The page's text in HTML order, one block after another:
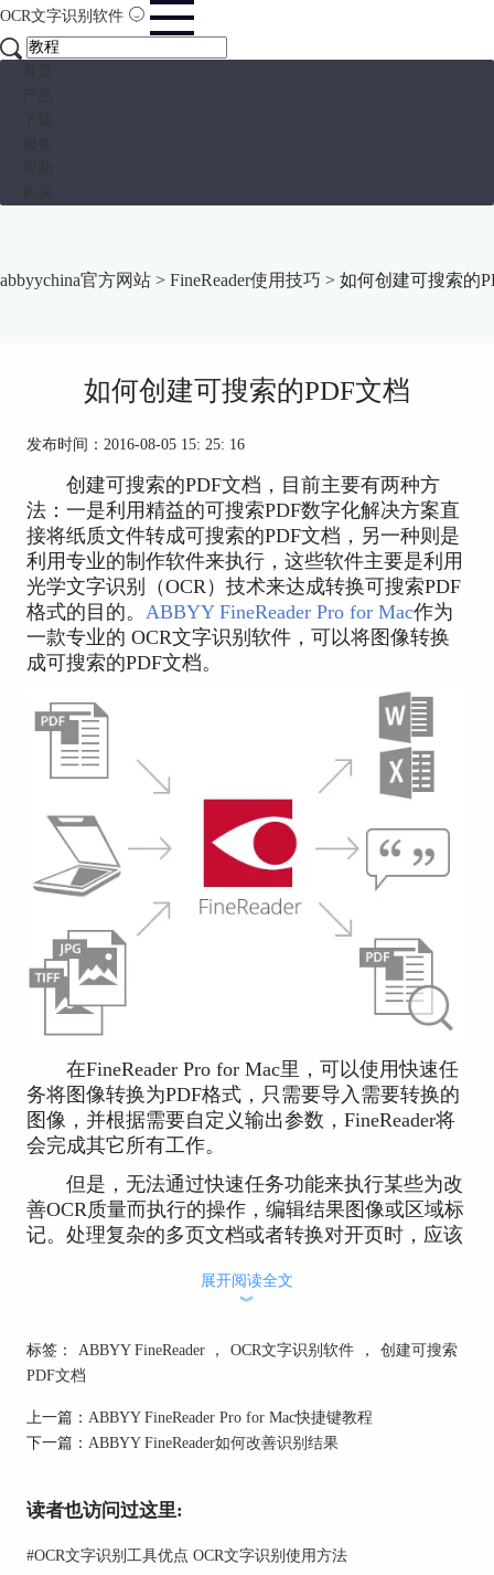
OCR文字识别软件
abbyychina官方网站 > FineReader使用技巧 > 如何创建可搜索的
如何创建可搜索的PDF文档
发布时间：2016-08-05 15: 25: 16
创建可搜索的PDF文档，目前主要有两种方
法：一是利用精益的可搜索PDF数字化解决方案直
接将纸质文件转成可搜索的PDF文档，另一种则是
利用专业的制作软件来执行，这些软件主要是利用
光学文字识别（OCR）技术来达成转换可搜索PDF
格式的目的。 ABBYY FineReader Pro for Mac作为
一款专业的 OCR文字识别软件，可以将图像转换
成可搜索的PDF文档。
在FineReader Pro for Mac里，可以使用快速任
务将图像转换为PDF格式，只需要导入需要转换的
图像，并根据需要自定义输出参数，FineReader将
会完成其它所有工作。
但是，无法通过快速任务功能来执行某些为改
善OCR质量而执行的操作，编辑结果图像或区域标
记。处理复杂的多页文档或者转换对开页时，应该
将图像转换为可搜索的PDF文档时，执行以下操作：
步骤二：分析、识别图像。
默认情况下，软件会自动分析文档结构，并开
始识别过程。如果禁用了默认处理选项或者调整了
展开阅读全文
︾
标签： ABBYY FineReader ， OCR文字识别软件 ，
创建可搜索
PDF文档
上一篇： ABBYY FineReader Pro for Mac快捷键教程
下一篇： ABBYY FineReader如何改善识别结果
读者也访问过这里:
#OCR文字识别工具优点 OCR文字识别使用方法